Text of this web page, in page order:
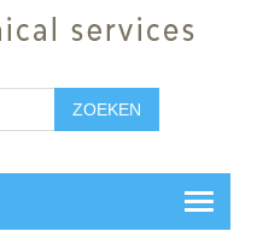
ZOEKEN